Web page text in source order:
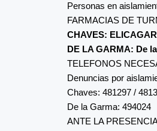
Personas en
FARMACIAS DE
CHAVES:
DE LA GARMA: De
TELEFONOS
Denuncias por
Chaves: 481297 /
De la Garma: 494024
ANTE LA